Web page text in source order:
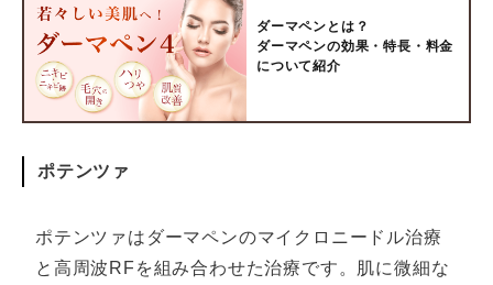
ダーマペンとは？
ダーマペンの効果・特長・料金
について紹介
ポテンツァ
ポテンツァはダーマペンのマイクロニードル治療
と高周波RFを組み合わせた治療です。肌に微細な